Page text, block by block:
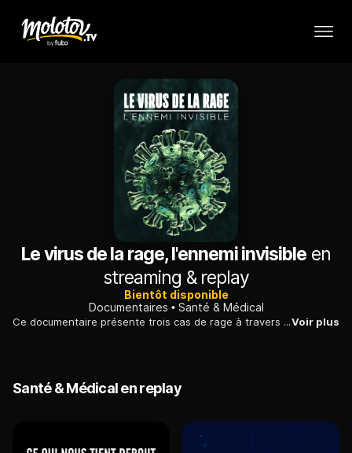
Le virus de la rage, l'ennemi invisible en
streaming & replay
Bientôt disponible
Documentaires
Santé & Médical
Ce documentaire présente trois cas de rage à travers le monde. Alors que tout le monde croit la maladie éradiquée en Amérique, des experts en doutent.Voir plus
Santé & Médical en replay